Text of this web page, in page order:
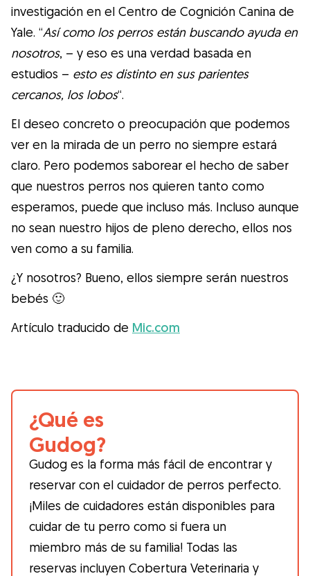
investigación en el Centro de Cognición Canina de
Yale. “Así como los perros están buscando ayuda en
nosotros, – y eso es una verdad basada en
estudios – esto es distinto en sus parientes
cercanos, los lobos“.
El deseo concreto o preocupación que podemos
ver en la mirada de un perro no siempre estará
claro. Pero podemos saborear el hecho de saber
que nuestros perros nos quieren tanto como
esperamos, puede que incluso más. Incluso aunque
no sean nuestro hijos de pleno derecho, ellos nos
ven como a su familia.
¿Y nosotros? Bueno, ellos siempre serán nuestros
bebés 🙂
Artículo traducido de Mic.com
¿Qué es
Gudog?
Gudog es la forma más fácil de encontrar y
reservar con el cuidador de perros perfecto.
¡Miles de cuidadores están disponibles para
cuidar de tu perro como si fuera un
miembro más de su familia! Todas las
reservas incluyen Cobertura Veterinaria y